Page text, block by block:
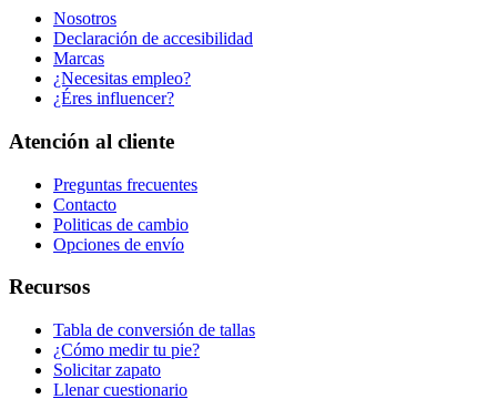
Nosotros
Declaración de accesibilidad
Marcas
¿Necesitas empleo?
¿Éres influencer?
Atención al cliente
Preguntas frecuentes
Contacto
Politicas de cambio
Opciones de envío
Recursos
Tabla de conversión de tallas
¿Cómo medir tu pie?
Solicitar zapato
Llenar cuestionario